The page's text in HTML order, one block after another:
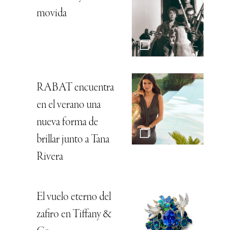
movida
RABAT encuentra
en el verano una
nueva forma de
brillar junto a Tana
Rivera
El vuelo eterno del
zafiro en Tiffany &